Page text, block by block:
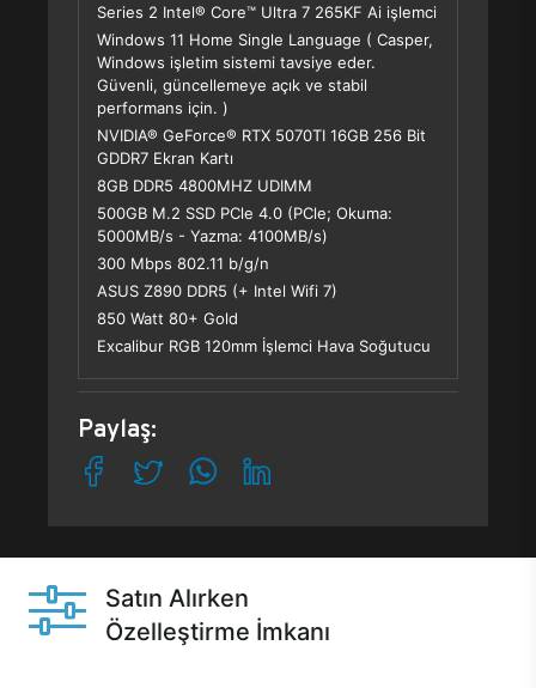
Series 2 Intel® Core™ Ultra 7 265KF Ai işlemci
Windows 11 Home Single Language ( Casper,
Windows işletim sistemi tavsiye eder.
Güvenli, güncellemeye açık ve stabil
performans için. )
NVIDIA® GeForce® RTX 5070TI 16GB 256 Bit
GDDR7 Ekran Kartı
8GB DDR5 4800MHZ UDIMM
500GB M.2 SSD PCle 4.0 (PCle; Okuma:
5000MB/s - Yazma: 4100MB/s)
300 Mbps 802.11 b/g/n
ASUS Z890 DDR5 (+ Intel Wifi 7)
850 Watt 80+ Gold
Excalibur RGB 120mm İşlemci Hava Soğutucu
Paylaş:
Satın Alırken
Özelleştirme İmkanı